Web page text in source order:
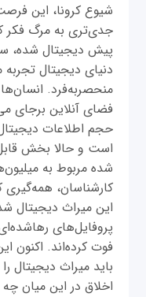
شیوع کرونا، این فرصت
جدی‌تری به مرگ فکر
پیش دیجیتال شده،
دنیای دیجیتال
منحصربه‌فرد.
فضای آنلاین برجای
حجم اطلاعات
است و حالا بخش
شده مربوط به
کارشناسان،
این میراث دیجیتال
پروفایل‌های
فوت کرده‌اند.
باید میراث
اخلاق در این میان